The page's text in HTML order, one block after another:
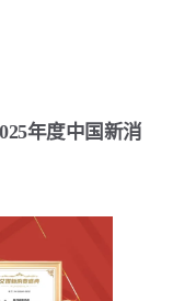
年度中国新消